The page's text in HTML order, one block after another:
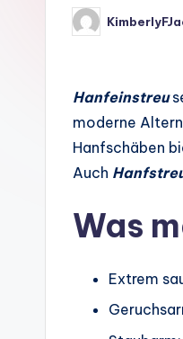
Posted
by
Hanfeinstreu
moderne
Hanfschäben
Auch
Was
Extrem